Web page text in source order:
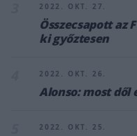
2022. OKT. 27.
Összecsapott az
ki győztesen
2022. OKT. 26.
Alonso: most dől
2022. OKT. 25.